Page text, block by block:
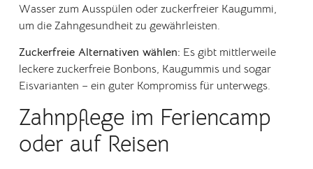
Wasser zum Ausspülen oder zuckerfreier Kaugummi,
um die Zahngesundheit zu gewährleisten.
Zuckerfreie Alternativen wählen: Es gibt mittlerweile
leckere zuckerfreie Bonbons, Kaugummis und sogar
Eisvarianten – ein guter Kompromiss für unterwegs.
Zahnpflege im Feriencamp
oder auf Reisen